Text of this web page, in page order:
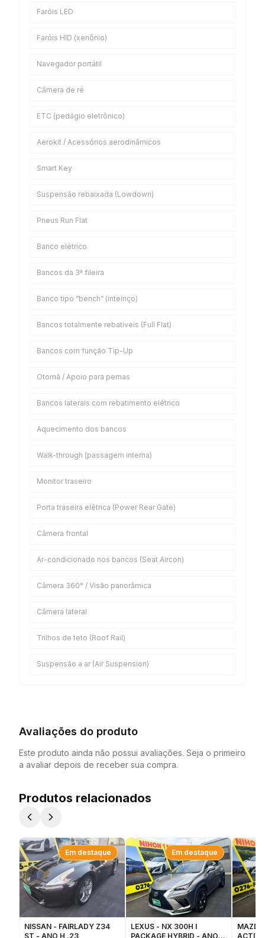
Faróis LED
Faróis HID (xenônio)
Navegador portátil
Câmera de ré
ETC (pedágio eletrônico)
Aerokit / Acessórios aerodinâmicos
Smart Key
Suspensão rebaixada (Lowdown)
Pneus Run Flat
Banco elétrico
Bancos da 3ª fileira
Banco tipo “bench” (inteiriço)
Bancos totalmente rebatíveis (Full Flat)
Bancos com função Tip-Up
Otomã / Apoio para pernas
Bancos laterais com rebatimento elétrico
Aquecimento dos bancos
Walk-through (passagem interna)
Monitor traseiro
Porta traseira elétrica (Power Rear Gate)
Câmera frontal
Ar-condicionado nos bancos (Seat Aircon)
Câmera 360° / Visão panorâmica
Câmera lateral
Trilhos de teto (Roof Rail)
Suspensão a ar (Air Suspension)
Avaliações do produto
Este produto ainda não possui avaliações. Seja o primeiro
a avaliar depois de receber sua compra.
Produtos relacionados
Em destaque
NISSAN - FAIRLADY Z34
ST - ANO H .23
Em destaque
LEXUS - NX 300H I
PACKAGE HYBRID - ANO